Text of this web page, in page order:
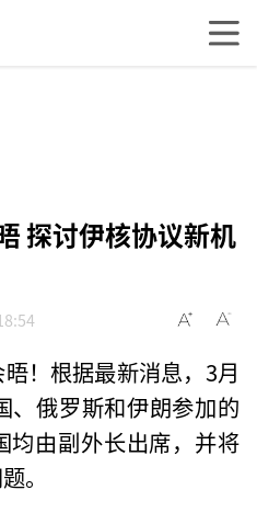
探讨伊核协议新机
！根据最新消息，3月
、俄罗斯和伊朗参加的
均由副外长出席，并将
。